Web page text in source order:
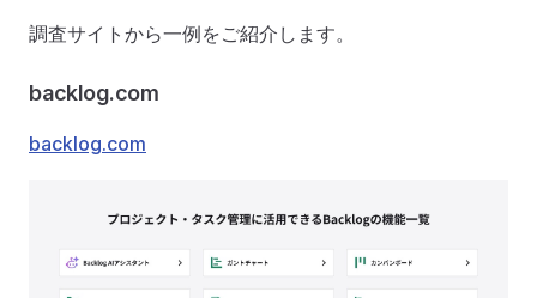
調査サイトから一例をご紹介します。
backlog.com
backlog.com